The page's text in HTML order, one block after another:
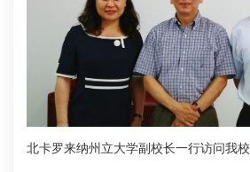
北卡罗来纳州立大学副校长一行访问我校